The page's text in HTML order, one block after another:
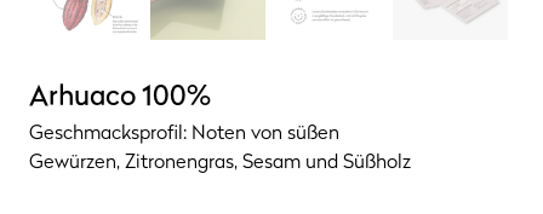
Arhuaco 100%
Geschmacksprofil: Noten von süßen
Gewürzen, Zitronengras, Sesam und Süßholz